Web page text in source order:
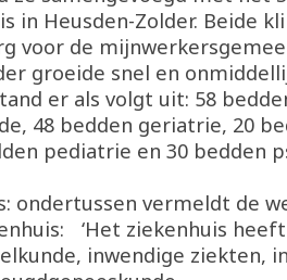
in Heusden-Zolder. Beide
voor de
groeide snel en
er als volgt uit: 58
48 bedden geriatrie, 20
pediatrie en 30 bedden
ondertussen vermeldt de
‘Het ziekenhuis
inwendige ziekten,